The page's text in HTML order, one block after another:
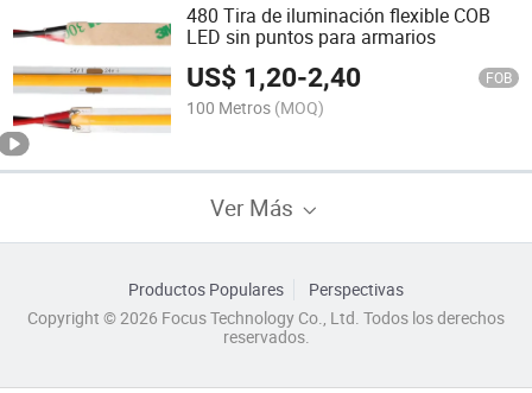
480 Tira de iluminación flexible COB
LED sin puntos para armarios
US$ 1,20-2,40 FOB
100 Metros (MOQ)
Ver Más
Productos Populares
Perspectivas
Copyright © 2026 Focus Technology Co., Ltd. Todos los derechos
reservados.